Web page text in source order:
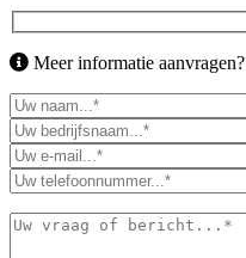
Meer informatie aanvragen?